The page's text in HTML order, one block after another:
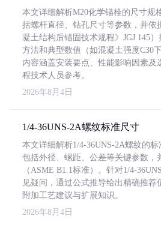
本文详细解析M20化学锚栓的尺寸规
括螺杆直径、钻孔尺寸等参数，并依
凝土结构后锚固技术规程》JGJ 145
方法和典型数值（如混凝土强度C30
内容涵盖安装要点、性能影响因素及
程技术人员参考。
2026年8月4日
1/4-36UNS-2A螺纹标准尺寸
本文详细解析1/4-36UNS-2A螺纹的标
包括外径、螺距、公差等关键参数，
（ASME B1.1标准）。针对1/4-
见疑问，通过公式推导给出精确推荐
附加工艺建议与扩展知识。
2026年8月4日